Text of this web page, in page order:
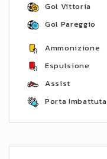
Gol Vittoria
Gol Pareggio
Ammonizione
Espulsione
Assist
Porta Imbattuta